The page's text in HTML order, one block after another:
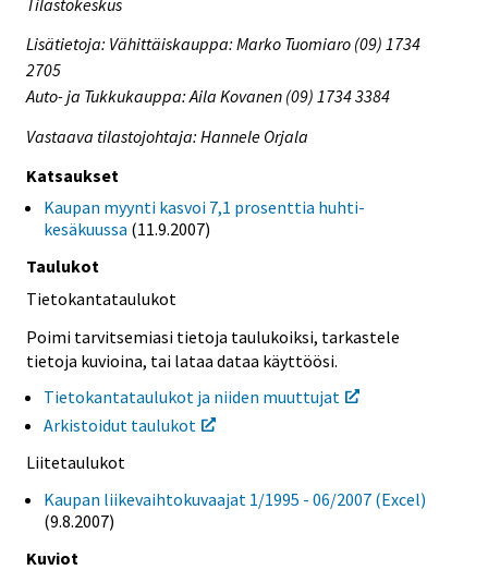
Lisätietoja: Vähittäiskauppa: Marko Tuomiaro (09) 1734
2705
Auto- ja Tukkukauppa: Aila Kovanen (09) 1734 3384
Vastaava tilastojohtaja: Hannele Orjala
Katsaukset
Kaupan myynti kasvoi 7,1 prosenttia huhti-
kesäkuussa (11.9.2007)
Taulukot
Tietokantataulukot
Poimi tarvitsemiasi tietoja taulukoiksi, tarkastele
tietoja kuvioina, tai lataa dataa käyttöösi.
Tietokantataulukot ja niiden muuttujat
Arkistoidut taulukot
Liitetaulukot
Kaupan liikevaihtokuvaajat 1/1995 - 06/2007 (Excel)
(9.8.2007)
Kuviot